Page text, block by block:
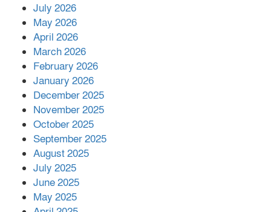
পর ফোন তারেক রহমানের,গ্যাস সঙ্কট
July 2026
May 2026
April 2026
March 2026
February 2026
January 2026
December 2025
November 2025
October 2025
September 2025
August 2025
July 2025
June 2025
May 2025